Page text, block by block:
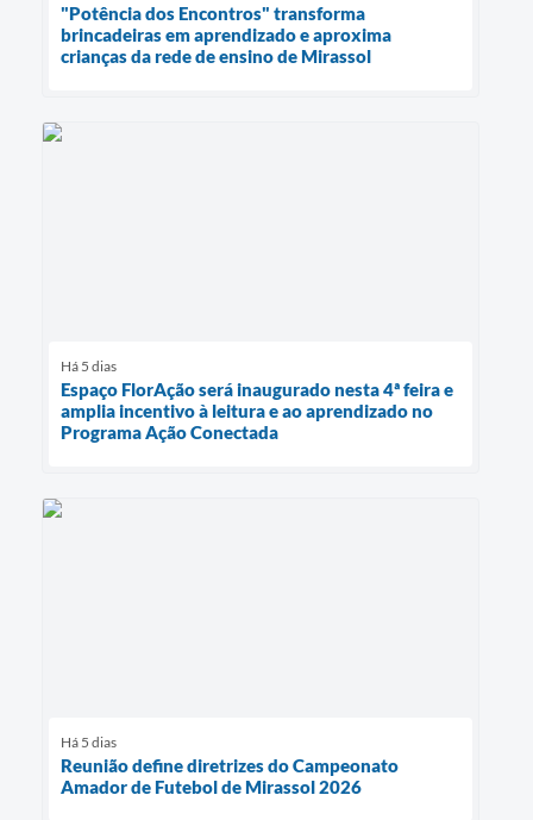
"Potência dos Encontros" transforma
brincadeiras em aprendizado e aproxima
crianças da rede de ensino de Mirassol
Há 5 dias
Espaço FlorAção será inaugurado nesta 4ª feira e
amplia incentivo à leitura e ao aprendizado no
Programa Ação Conectada
Há 5 dias
Reunião define diretrizes do Campeonato
Amador de Futebol de Mirassol 2026